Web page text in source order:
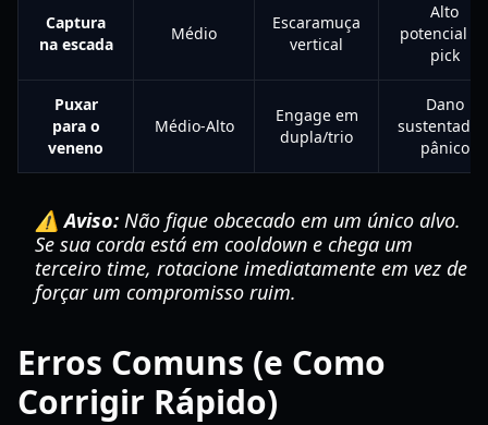
Captura
na escada
Médio
Escaramuça
vertical
Alto
potencial
pick
Puxar
para o
veneno
Médio-Alto
Engage em
dupla/trio
Dano
sustentado
pânico
⚠️ Aviso: Não fique obcecado em um único alvo.
Se sua corda está em cooldown e chega um
terceiro time, rotacione imediatamente em vez de
forçar um compromisso ruim.
Erros Comuns (e Como
Corrigir Rápido)